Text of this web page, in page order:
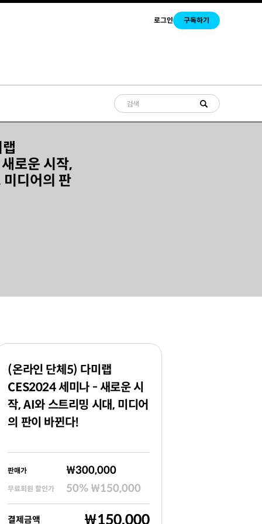
로그인 구독하기
로운 시작,
디어의 판
(온라인 단체5) 다미랩
CES2024 세미나 - 새로운 시
작, AI와 스트리밍 시대, 미디어
의 판이 바뀐다!
판매가 ₩300,000
무료회원 할인가 50% ₩150,000
결제금액 ₩150,000